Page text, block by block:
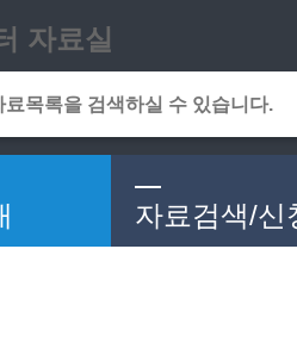
자료실
자료검색/신